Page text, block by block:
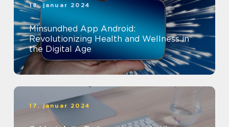
18. januar 2024
Minsundhed App Android:
Revolutionizing Health and Wellness in
the Digital Age
17. januar 2024